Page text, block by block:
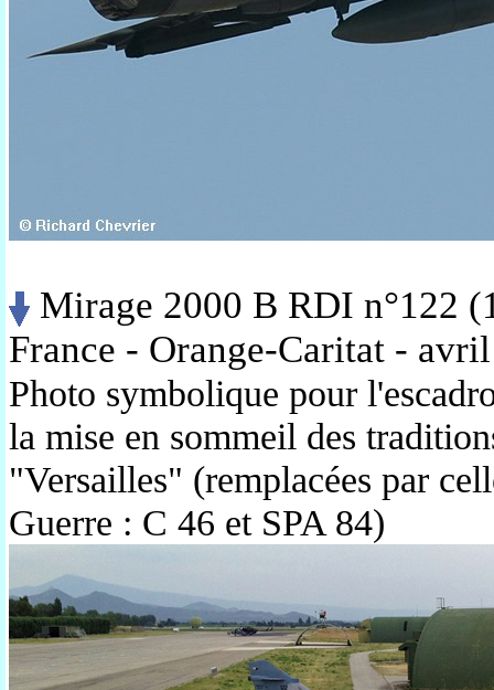
Mirage 2000 B RDI n°122
France - Orange-Caritat -
Photo symbolique pour
la mise en sommeil des
"Versailles" (remplacées par
Guerre : C 46 et SPA 84)